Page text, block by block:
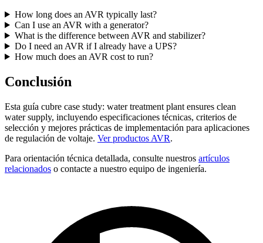
How long does an AVR typically last?
Can I use an AVR with a generator?
What is the difference between AVR and stabilizer?
Do I need an AVR if I already have a UPS?
How much does an AVR cost to run?
Conclusión
Esta guía cubre case study: water treatment plant ensures clean
water supply, incluyendo especificaciones técnicas, criterios de
selección y mejores prácticas de implementación para aplicaciones
de regulación de voltaje. Ver productos AVR.
Para orientación técnica detallada, consulte nuestros artículos
relacionados o contacte a nuestro equipo de ingeniería.